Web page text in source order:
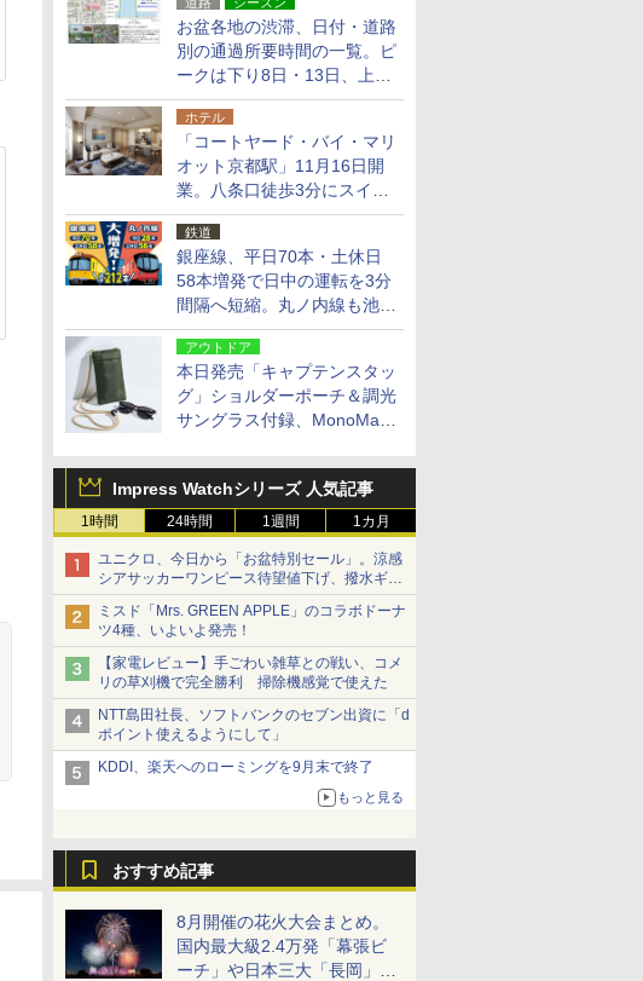
お盆各地の渋滞、日付・道路
別の通過所要時間の一覧。ピ
ークは下り8日・13日、上り
14日・15日
ホテル
「コートヤード・バイ・マリ
オット京都駅」11月16日開
業。八条口徒歩3分にスイー
ト含む全270室、ダイニング
も併設
鉄道
銀座線、平日70本・土休日
58本増発で日中の運転を3分
間隔へ短縮。丸ノ内線も池袋
～中野坂上を4分間隔に
アウトドア
本日発売「キャプテンスタッ
グ」ショルダーポーチ＆調光
サングラス付録、MonoMax
Impress Watchシリーズ 人気記事
1時間 24時間 1週間 1カ月
ユニクロ、今日から「お盆特別セール」。涼感
シアサッカーワンピース待望値下げ、撥水ギア
ショーツは1990円に
ミスド「Mrs. GREEN APPLE」のコラボドーナ
ツ4種、いよいよ発売！
【家電レビュー】手ごわい雑草との戦い、コメ
リの草刈機で完全勝利 掃除機感覚で使えた
NTT島田社長、ソフトバンクのセブン出資に「d
ポイント使えるようにして」
KDDI、楽天へのローミングを9月末で終了
もっと見る
おすすめ記事
8月開催の花火大会まとめ。
国内最大級2.4万発「幕張ビ
ーチ」や日本三大「長岡」な